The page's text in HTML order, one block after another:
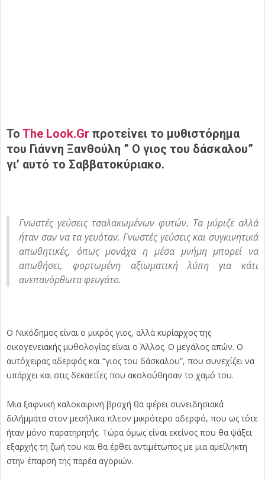
To The Look.Gr προτείνει το μυθιστόρημα
του Γιάννη Ξανθούλη ” Ο γιος του δάσκαλου”
γι’ αυτό το Σαββατοκύριακο.
Γνωστές γεύσεις τσαλακωμένων φυτών. Τα μύριζε αλλά
ήταν σαν να τα γευόταν. Γνωστές γεύσεις και συγκινητικά
απωθητικές, όπως μονάχα η μέσα μνήμη μπορεί να
απωθήσει, φορτωμένη αξιωματική λύπη για κάτι
ανεπανόρθωτα φευγάτο.
Ο Νικόδημος είναι ο μικρός γιος, αλλά κυρίαρχος της
οικογενειακής μυθολογίας είναι ο Άλλος. Ο μεγάλος απών. Ο
αυτόχειρας αδερφός και “γιος του δάσκαλου”, που συνεχίζει να
υπάρχει και στις δεκαετίες που ακολούθησαν το χαμό του.
Μια ξαφνική καλοκαιρινή βροχή θα φέρει συνειδησιακά
διλήμματα στον μεσήλικα πλεον μικρότερο αδερφό, που ως τότε
ήταν μόνο παρατηρητής. Τώρα όμως είναι εκείνος που θα ψάξει
εξαρχής τη ζωή του και θα έρθει αντιμέτωπος με μια αμείληκτη
στην έπαρσή της παρέα αγοριών.